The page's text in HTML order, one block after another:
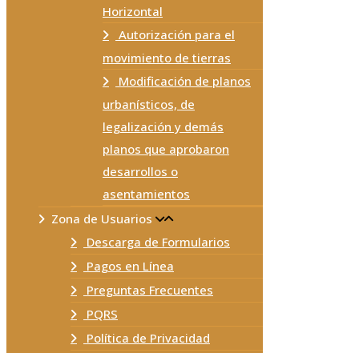
Horizontal
Autorización para el
movimiento de tierras
Modificación de planos
urbanísticos, de
legalización y demás
planos que aprobaron
desarrollos o
asentamientos
Zona de Usuarios
Descarga de Formularios
Pagos en Línea
Preguntas Frecuentes
PQRS
Política de Privacidad